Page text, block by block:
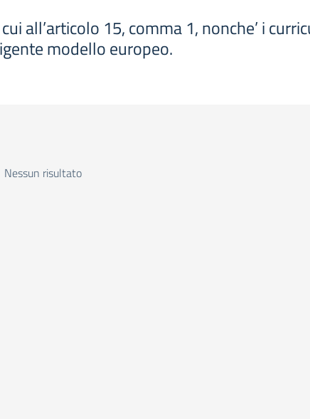
all’articolo 15, comma 1, nonche’ i
modello europeo.
Nessun risultato